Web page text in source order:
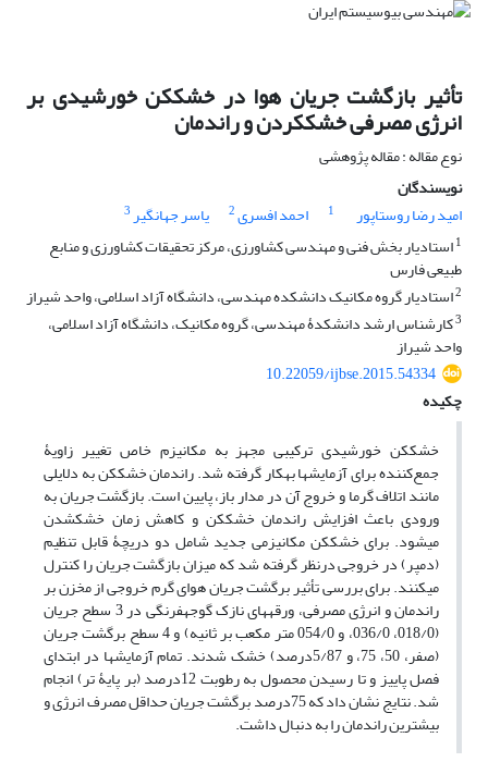
تأثیر بازگشت جریان هوا در خشک‏کن خورشیدی بر
انرژی مصرفی خشک‏کردن و راندمان
نوع مقاله : مقاله پژوهشی
نویسندگان
امید رضا روستاپور
1 احمد افسری2 یاسر جهانگیر3
1استادیار بخش فنی و مهندسی کشاورزی، مرکز تحقیقات کشاورزی و منابع
طبیعی فارس
2استادیار گروه مکانیک دانشکده مهندسی، دانشگاه آزاد اسلامی، واحد شیراز
3کارشناس ارشد دانشکدۀ مهندسی، گروه مکانیک، دانشگاه آزاد اسلامی،
واحد شیراز
10.22059/ijbse.2015.54334
چکیده
خشک‏کن خورشیدی ترکیبی مجهز به مکانیزم خاص تغییر زاویۀ
جمع‌کننده برای آزمایش‏ها به‏کار گرفته شد. راندمان خشک‏کن به دلایلی
مانند اتلاف گرما و خروج آن در مدار باز، پایین است. بازگشت جریان به
ورودی باعث افزایش راندمان خشک‏کن و کاهش زمان خشک‏شدن
می‏شود. برای خشک‏کن مکانیزمی جدید شامل دو دریچۀ قابل تنظیم
(دمپر) در خروجی درنظر گرفته شد که میزان بازگشت جریان را کنترل
می‏کنند. برای بررسی تأثیر برگشت جریان هوای گرم خروجی از مخزن بر
راندمان و انرژی مصرفی، ورقه‏های نازک گوجه‏فرنگی در 3 سطح جریان
(018/0، 036/0، و 054/0 متر مکعب بر ثانیه) و 4 سطح برگشت جریان
(صفر، 50، 75، و 5/87درصد) خشک شدند. تمام آزمایش‏ها در ابتدای
فصل پاییز و تا رسیدن محصول به رطوبت 12درصد (بر پایۀ تر) انجام
شد. نتایج نشان داد که 75درصد برگشت جریان حداقل مصرف انرژی و
بیشترین راندمان را به دنبال داشت.